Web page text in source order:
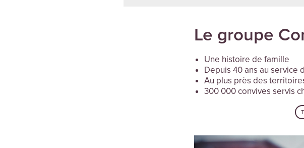
Le groupe
Une histoire de famille
Depuis 40 ans au service
Au plus près des
300 000 convives servis